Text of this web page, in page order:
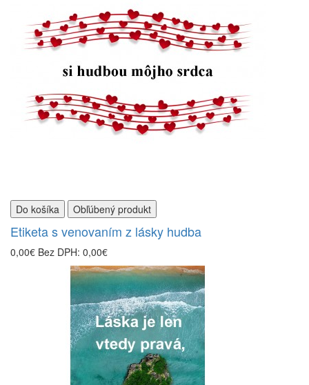
Do košíka Obľúbený produkt
Etiketa s venovaním z lásky hudba
0,00€ Bez DPH: 0,00€